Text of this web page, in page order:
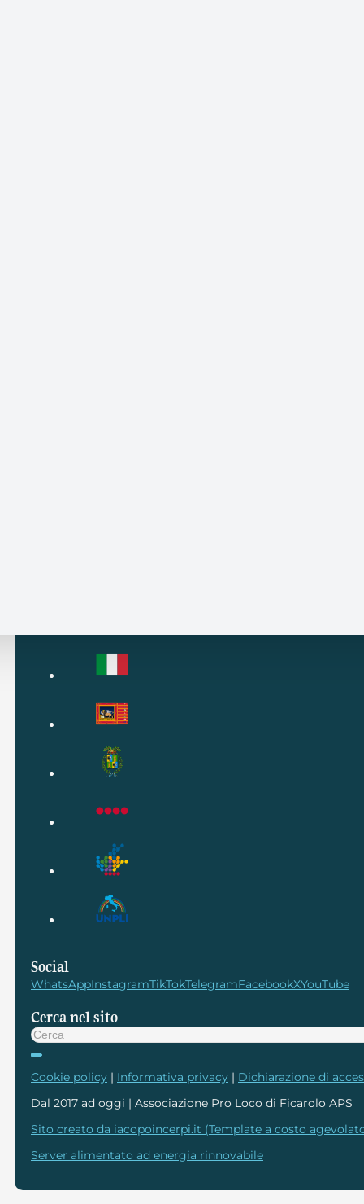
Social
WhatsAppInstagramTikTokTelegramFacebookXYouTube
Cerca nel sito
Cerca
Cookie policy | Informativa privacy | Dichiarazione di
Dal 2017 ad oggi | Associazione Pro Loco di Ficarolo APS
Sito creato da iacopoincerpi.it (Template a costo
Server alimentato ad energia rinnovabile